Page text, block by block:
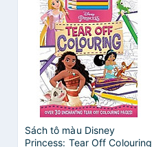
Sách tô màu Disney
Princess: Tear Off Colouring